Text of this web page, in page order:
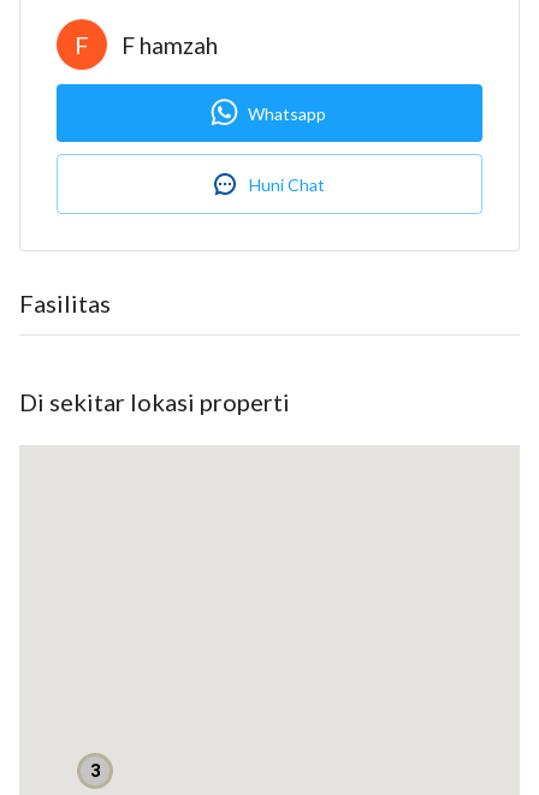
Kamar Tidur : 3
Kamar mandi : 2
Serifikat : SHM
Free : Torn
Harga : 350juta (nego)
F F hamzah
Whatsapp
Huni Chat
Fasilitas
Di sekitar lokasi properti
3